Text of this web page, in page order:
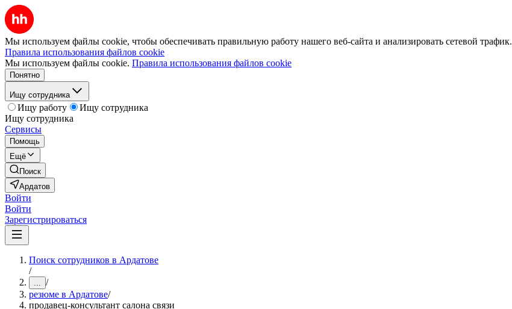
Мы используем файлы cookie, чтобы обеспечивать правильную работу нашего веб-сайта и анализировать сетевой трафик.
Правила использования файлов cookie
Мы используем файлы cookie. Правила использования файлов cookie
Понятно
Ищу сотрудника
Ищу работу
Ищу сотрудника
Ищу сотрудника
Сервисы
Помощь
Ещё
Поиск
Ардатов
Войти
Войти
Зарегистрироваться
Поиск сотрудников в Ардатове
/
... /
резюме в Ардатове/
продавец-консультант салона связи